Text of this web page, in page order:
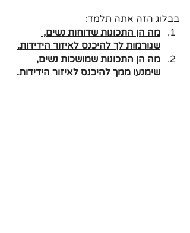
בבלוג הזה אתה תלמד:
מה הן התכונות שדוחות נשים,
שגורמות לך להיכנס לאיזור הידידות.
מה הן התכונות שמושכות נשים,
שימנעו ממך להיכנס לאיזור הידידות.